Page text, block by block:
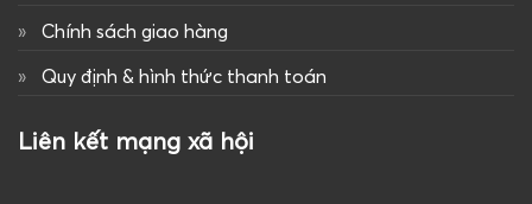
Chính sách giao hàng
Quy định & hình thức thanh toán
Liên kết mạng xã hội